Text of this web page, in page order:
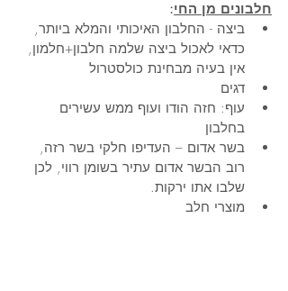
חלבונים מן החי:
ביצה - החלבון האיכותי והמלא ביותר,
כדאי לאכול ביצה שלמה חלבון+חלמון,
אין בעיה מבחינת כולסטרול
דגים
עוף: חזה הודו ועוף ממש עשירים
בחלבון
בשר אדום – העדיפו חלקי בשר רזה,
רוב הבשר אדום עתיר בשומן רווי, לכן
שלבו אתו ירקות.
מוצרי חלב